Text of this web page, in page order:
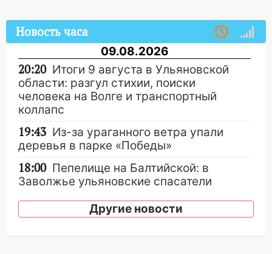
Новость часа
09.08.2026
20:20 Итоги 9 августа в Ульяновской
области: разгул стихии, поиски
человека на Волге и транспортный
коллапс
19:43 Из-за ураганного ветра упали
деревья в парке «Победы»
18:00 Пепелище на Балтийской: в
Заволжье ульяновские спасатели
17:15 Прогноз погоды на 10 августа в
Другие новости